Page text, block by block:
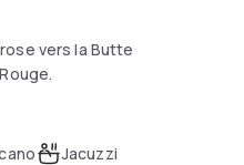
vers la Butte
Jacuzzi